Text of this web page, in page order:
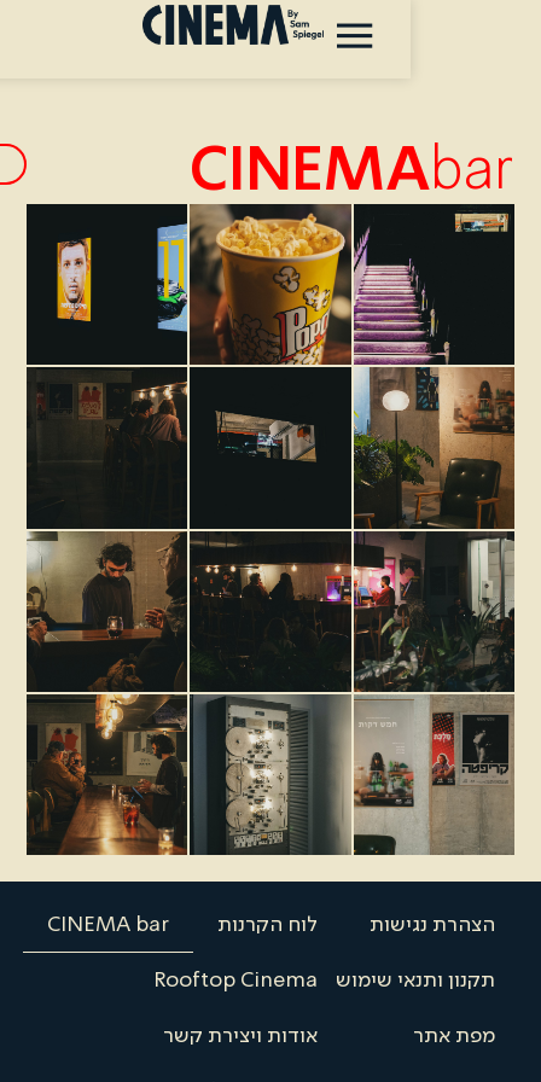
שימוש
לוח הקרנות CINEMA bar
Rooftop Cinema
אודות ויצירת קשר